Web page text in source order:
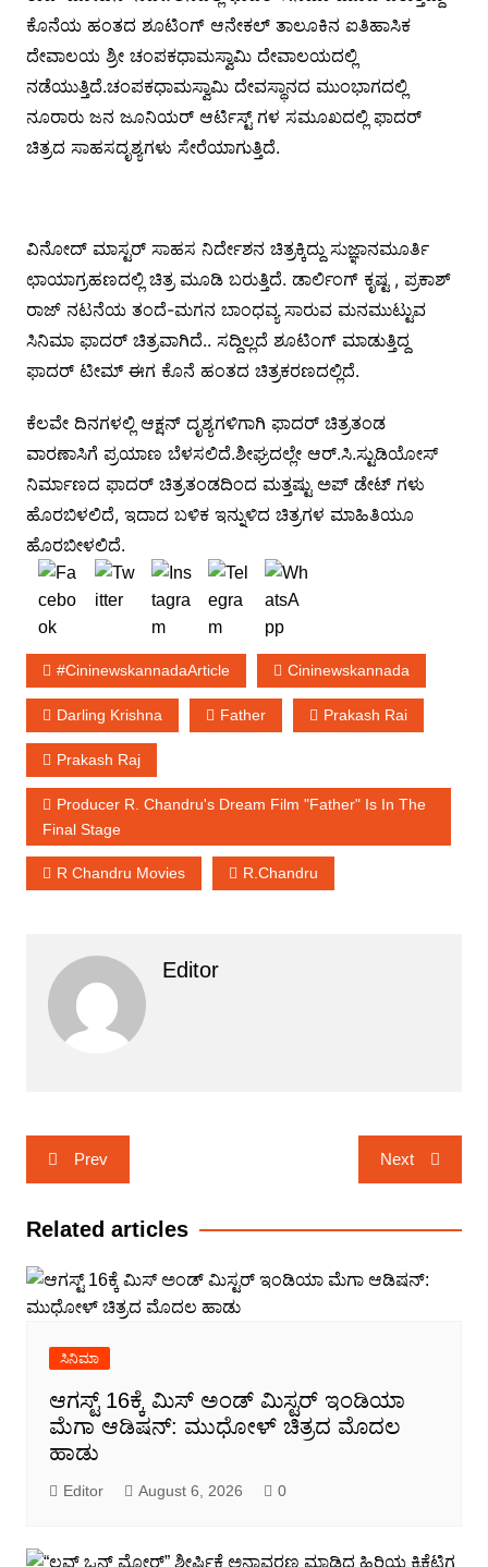
ಕೊನೆಯ ಹಂತದ ಶೂಟಿಂಗ್ ಆನೇಕಲ್ ತಾಲೂಕಿನ ಐತಿಹಾಸಿಕ
ದೇವಾಲಯ ಶ್ರೀ ಚಂಪಕಧಾಮಸ್ವಾಮಿ ದೇವಾಲಯದಲ್ಲಿ
ನಡೆಯುತ್ತಿದೆ.ಚಂಪಕಧಾಮಸ್ವಾಮಿ ದೇವಸ್ಥಾನದ ಮುಂಭಾಗದಲ್ಲಿ
ನೂರಾರು ಜನ ಜೂನಿಯರ್ ಆರ್ಟಿಸ್ಟ್ ಗಳ ಸಮೂಖದಲ್ಲಿ ಫಾದರ್
ಚಿತ್ರದ ಸಾಹಸದೃಶ್ಯಗಳು ಸೇರೆಯಾಗುತ್ತಿದೆ.
ವಿನೋದ್ ಮಾಸ್ಟರ್ ಸಾಹಸ ನಿರ್ದೇಶನ ಚಿತ್ರಕ್ಕಿದ್ದು ಸುಜ್ಞಾನಮೂರ್ತಿ
ಛಾಯಾಗ್ರಹಣದಲ್ಲಿ ಚಿತ್ರ ಮೂಡಿ ಬರುತ್ತಿದೆ. ಡಾರ್ಲಿಂಗ್ ಕೃಷ್ಟ , ಪ್ರಕಾಶ್
ರಾಜ್ ನಟನೆಯ ತಂದೆ-ಮಗನ ಬಾಂಧವ್ಯ ಸಾರುವ ಮನಮುಟ್ಟುವ
ಸಿನಿಮಾ ಫಾದರ್ ಚಿತ್ರವಾಗಿದೆ.. ಸದ್ದಿಲ್ಲದೆ ಶೂಟಿಂಗ್ ಮಾಡುತ್ತಿದ್ದ
ಫಾದರ್ ಟೀಮ್ ಈಗ ಕೊನೆ ಹಂತದ ಚಿತ್ರಕರಣದಲ್ಲಿದೆ.
ಕೆಲವೇ ದಿನಗಳಲ್ಲಿ ಆಕ್ಷನ್ ದೃಶ್ಯಗಳಿಗಾಗಿ ಫಾದರ್ ಚಿತ್ರತಂಡ
ವಾರಣಾಸಿಗೆ ಪ್ರಯಾಣ ಬೆಳಸಲಿದೆ.ಶೀಘ್ರದಲ್ಲೇ ಆರ್.ಸಿ.ಸ್ಟುಡಿಯೋಸ್
ನಿರ್ಮಾಣದ ಫಾದರ್ ಚಿತ್ರತಂಡದಿಂದ ಮತ್ತಷ್ಟು ಅಪ್ ಡೇಟ್ ಗಳು
ಹೊರಬಿಳಲಿದೆ, ಇದಾದ ಬಳಿಕ ಇನ್ನುಳಿದ ಚಿತ್ರಗಳ ಮಾಹಿತಿಯೂ
ಹೊರಬೀಳಲಿದೆ.
#cininewskannadaArticle Cininewskannada
Darling Krishna Father Prakash Rai
Prakash Raj
Producer R. Chandru's Dream Film "Father" Is In The
Final Stage
R Chandru Movies R.chandru
Editor
Post
navigation
Prev Next
Related articles
ಸಿನಿಮಾ
ಆಗಸ್ಟ್ 16ಕ್ಕೆ ಮಿಸ್ ಅಂಡ್ ಮಿಸ್ಟರ್ ಇಂಡಿಯಾ
ಮೆಗಾ ಆಡಿಷನ್: ಮುಧೋಳ್ ಚಿತ್ರದ ಮೊದಲ
ಹಾಡು
Editor August 6, 2026 0